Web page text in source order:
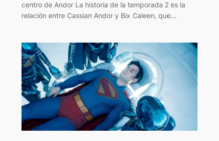
centro de Andor La historia de la temporada 2 es la
relación entre Cassian Andor y Bix Caleen, que…